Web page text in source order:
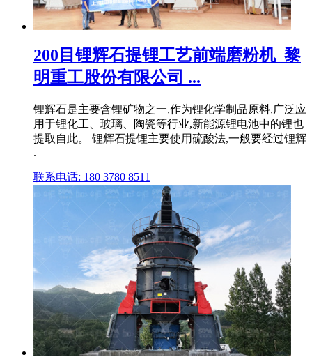
200目锂辉石提锂工艺前端磨粉机_黎
明重工股份有限公司 ...
锂辉石是主要含锂矿物之一,作为锂化学制品原料,广泛应
用于锂化工、玻璃、陶瓷等行业,新能源锂电池中的锂也
提取自此。 锂辉石提锂主要使用硫酸法,一般要经过锂辉
.
联系电话: 180 3780 8511